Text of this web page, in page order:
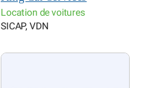
Location de voitures
SICAP, VDN